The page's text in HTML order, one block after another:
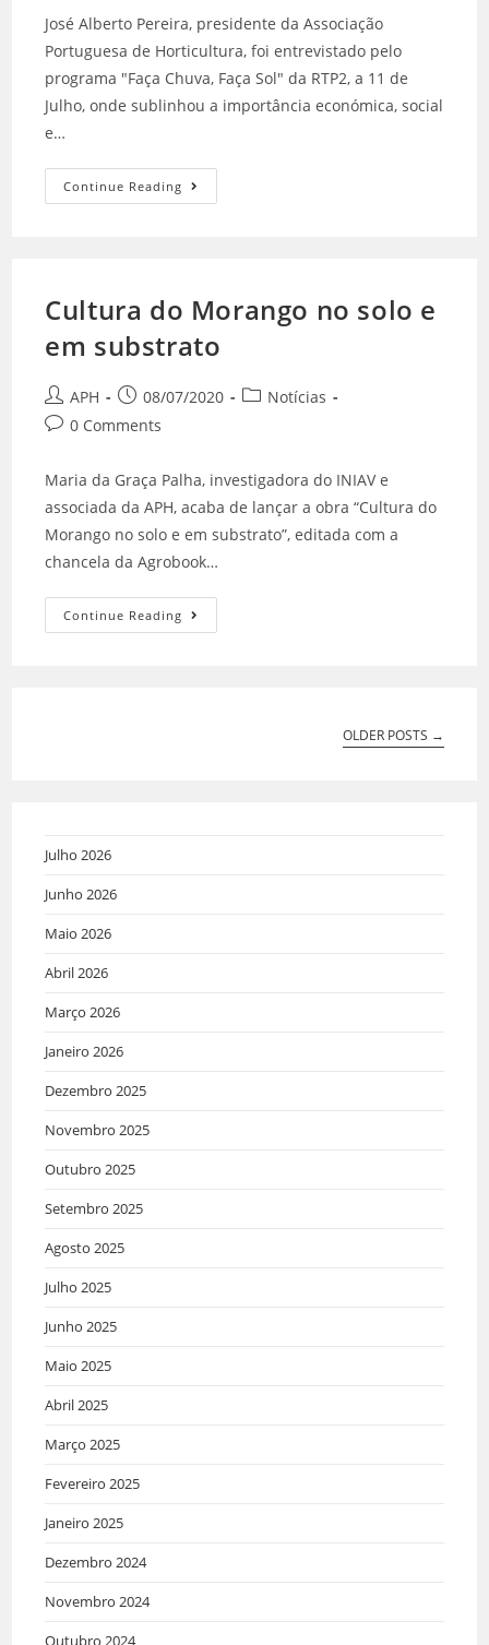
José Alberto Pereira, presidente da Associação
Portuguesa de Horticultura, foi entrevistado pelo
programa "Faça Chuva, Faça Sol" da RTP2, a 11 de
Julho, onde sublinhou a importância económica, social
e…
Continue Reading
Cultura do Morango no solo e
em substrato
APH 08/07/2020
Notícias
0 Comments
Maria da Graça Palha, investigadora do INIAV e
associada da APH, acaba de lançar a obra “Cultura do
Morango no solo e em substrato”, editada com a
chancela da Agrobook…
Continue Reading
OLDER POSTS →
Julho 2026
Junho 2026
Maio 2026
Abril 2026
Março 2026
Janeiro 2026
Dezembro 2025
Novembro 2025
Outubro 2025
Setembro 2025
Agosto 2025
Julho 2025
Junho 2025
Maio 2025
Abril 2025
Março 2025
Fevereiro 2025
Janeiro 2025
Dezembro 2024
Novembro 2024
Outubro 2024